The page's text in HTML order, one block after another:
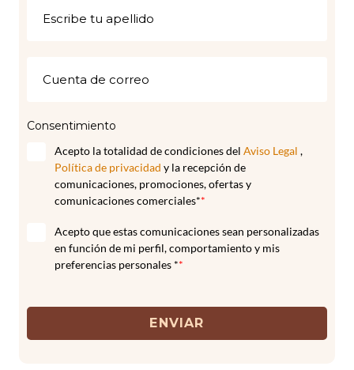
Consentimiento
Acepto la totalidad de condiciones del Aviso Legal ,
Política de privacidad y la recepción de
comunicaciones, promociones, ofertas y
comunicaciones comerciales**
Acepto que estas comunicaciones sean personalizadas
en función de mi perfil, comportamiento y mis
preferencias personales **
ENVIAR